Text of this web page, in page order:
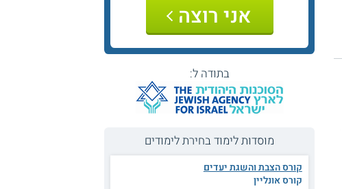
אני רוצה
בתודה ל:
מוסדות לימוד בחירת לימודים
קורס הצבת והשגת יעדים
קורס אונליין